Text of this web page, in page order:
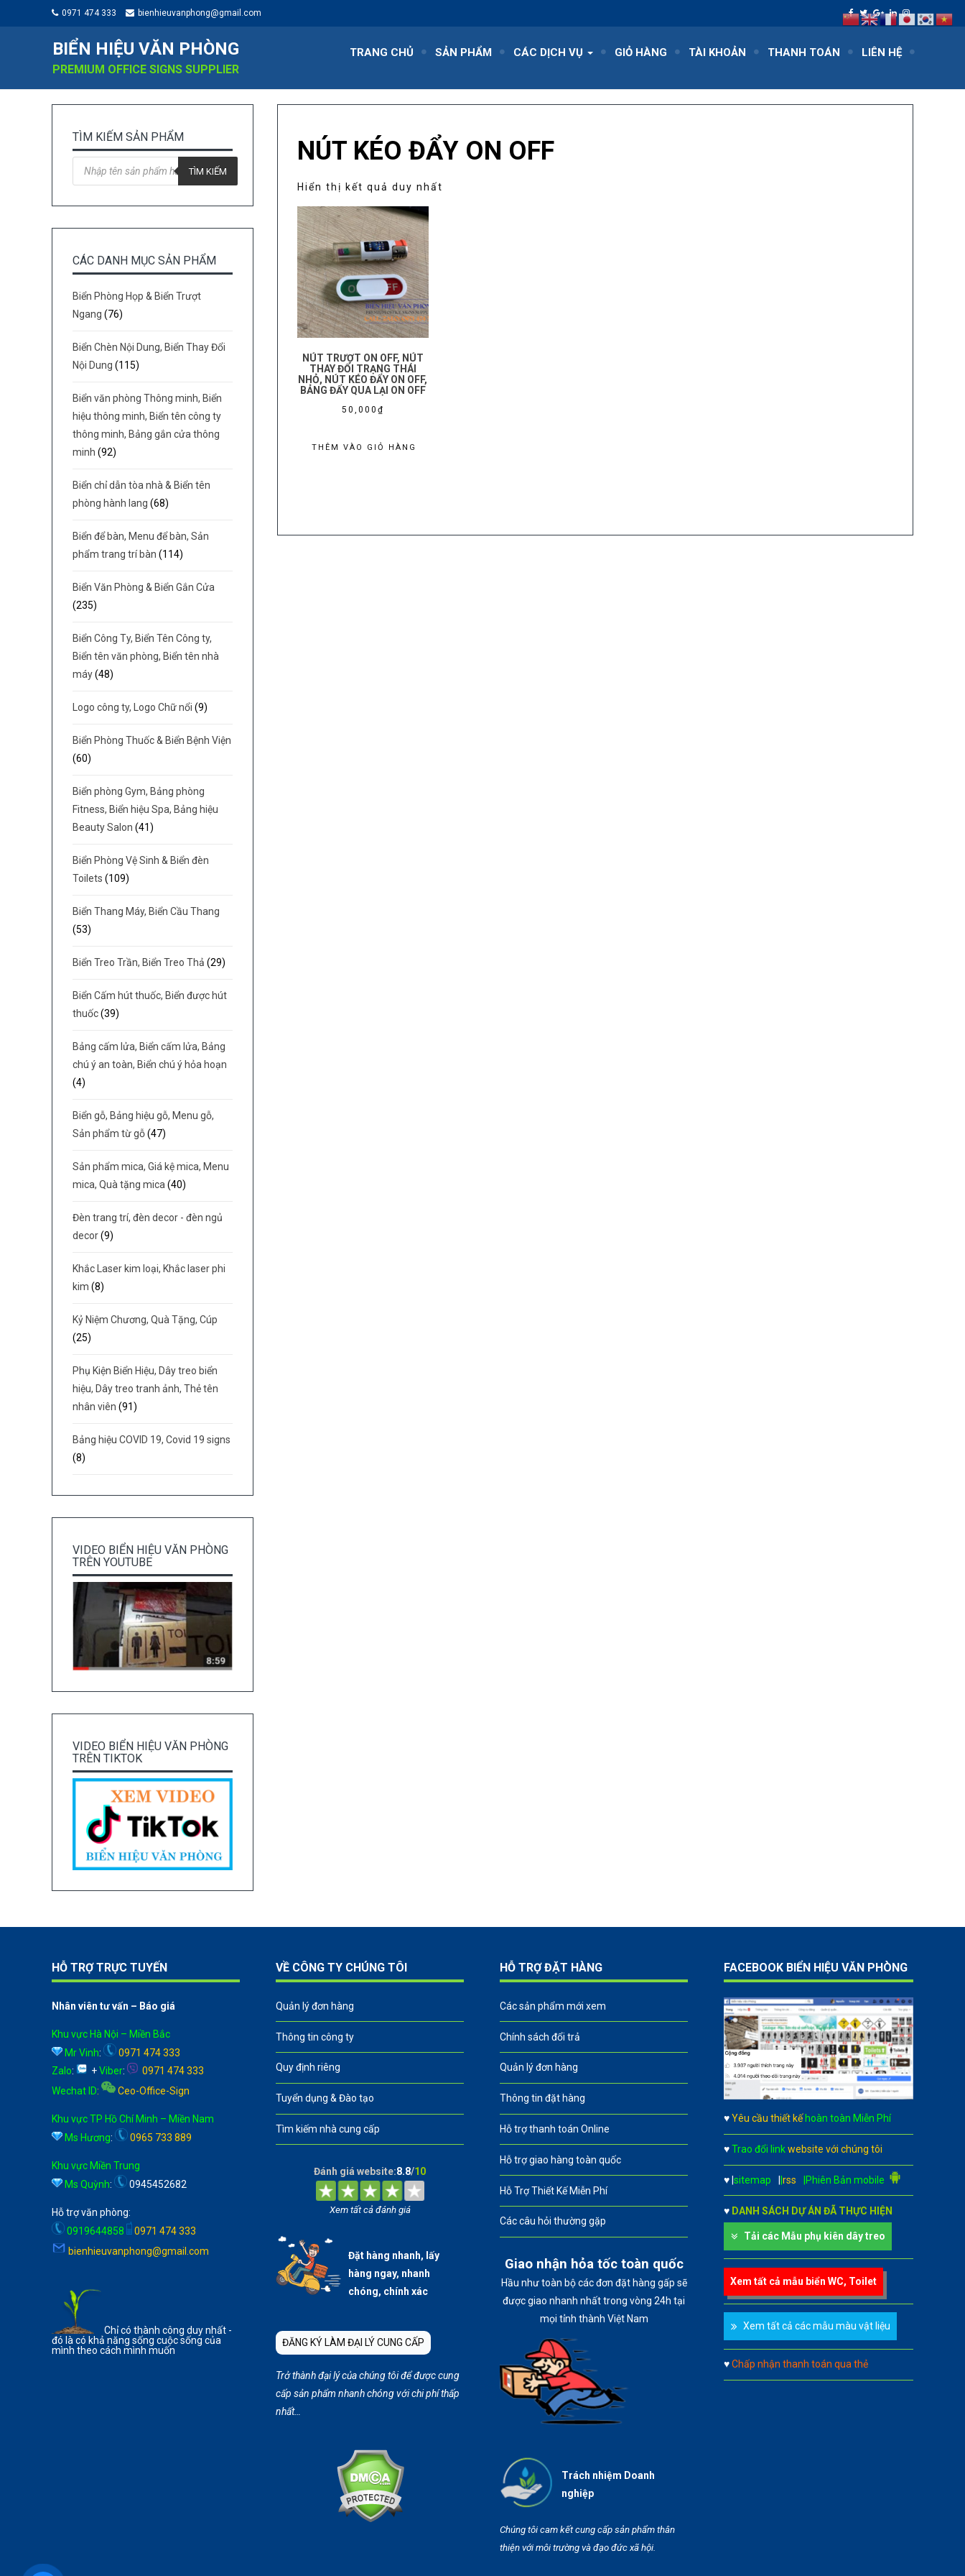
0971 474 333 bienhieuvanphong@gmail.com
BIỂN HIỆU VĂN PHÒNG
PREMIUM OFFICE SIGNS SUPPLIER
TRANG CHỦ SẢN PHẨM CÁC DỊCH VỤ GIỎ HÀNG TÀI KHOẢN THANH TOÁN LIÊN HỆ
NÚT KÉO ĐẨY ON OFF
Hiển thị kết quả duy nhất
NÚT TRƯỢT ON OFF, NÚT
THAY ĐỔI TRẠNG THÁI
NHỎ, NÚT KÉO ĐẨY ON OFF,
BẢNG ĐẨY QUA LẠI ON OFF
50,000 ₫
THÊM VÀO GIỎ HÀNG
TÌM KIẾM SẢN PHẨM
Tìm
kiếm
TÌM KIẾM
CÁC DANH MỤC SẢN PHẨM
Biển Phòng Họp & Biển Trượt
Ngang (76)
Biển Chèn Nội Dung, Biển Thay Đổi
Nội Dung (115)
Biển văn phòng Thông minh, Biển
hiệu thông minh, Biển tên công ty
thông minh, Bảng gắn cửa thông
minh (92)
Biển chỉ dẫn tòa nhà & Biển tên
phòng hành lang (68)
Biển để bàn, Menu để bàn, Sản
phẩm trang trí bàn (114)
Biển Văn Phòng & Biển Gắn Cửa
(235)
Biển Công Ty, Biển Tên Công ty,
Biển tên văn phòng, Biển tên nhà
máy(48)
Logo công ty, Logo Chữ nổi (9)
Biển Phòng Thuốc & Biển Bệnh Viện
(60)
Biển phòng Gym, Bảng phòng
Fitness, Biển hiệu Spa, Bảng hiệu
Beauty Salon (41)
Biển Phòng Vệ Sinh & Biển đèn
Toilets (109)
Biển Thang Máy, Biển Cầu Thang
(53)
Biển Treo Trần, Biển Treo Thả (29)
Biển Cấm hút thuốc, Biển được hút
thuốc(39)
Bảng cấm lửa, Biển cấm lửa, Bảng
chú ý an toàn, Biển chú ý hỏa hoạn
(4)
Biển gỗ, Bảng hiệu gỗ, Menu gỗ,
Sản phẩm từ gỗ(47)
Sản phẩm mica, Giá kệ mica, Menu
mica, Quà tặng mica(40)
Đèn trang trí, đèn decor - đèn ngủ
decor(9)
Khắc Laser kim loại, Khắc laser phi
kim (8)
Kỷ Niệm Chương, Quà Tặng, Cúp
(25)
Phụ Kiện Biển Hiệu, Dây treo biển
hiệu, Dây treo tranh ảnh, Thẻ tên
nhân viên (91)
Bảng hiệu COVID 19, Covid 19 signs
(8)
VIDEO BIỂN HIỆU VĂN PHÒNG
TRÊN YOUTUBE
VIDEO BIỂN HIỆU VĂN PHÒNG
TRÊN TIKTOK
HỖ TRỢ TRỰC TUYẾN
Nhân viên tư vấn – Báo giá
Khu vực Hà Nội – Miền Bắc
Mr Vinh:
0971 474 333
Zalo: +Viber:
0971 474 333
Wechat ID: Ceo-Office-Sign
Khu vực TP Hồ Chí Minh – Miền Nam
Ms Hương: 0965 733 889
Khu vực Miền Trung
Ms Quỳnh: 0945452682
Hỗ trợ văn phòng:
0919644858
0971 474 333
bienhieuvanphong@gmail.com
Chỉ có thành công duy nhất -
đó là có khả năng sống cuộc sống của
mình theo cách mình muốn
VỀ CÔNG TY CHÚNG TÔI
Quản lý đơn hàng
Thông tin công ty
Quy định riêng
Tuyển dụng & Đào tạo
Tìm kiếm nhà cung cấp
Đánh giá website:8.8/10
Xem tất cả đánh giá
Đặt hàng nhanh, lấy
hàng ngay, nhanh
chóng, chính xác
ĐĂNG KÝ LÀM ĐẠI LÝ CUNG CẤP
Trở thành đại lý của chúng tôi để được cung
cấp sản phẩm nhanh chóng với chi phí thấp
nhất…
HỖ TRỢ ĐẶT HÀNG
Các sản phẩm mới xem
Chính sách đổi trả
Quản lý đơn hàng
Thông tin đặt hàng
Hỗ trợ thanh toán Online
Hỗ trợ giao hàng toàn quốc
Hỗ Trợ Thiết Kế Miễn Phí
Các câu hỏi thường gặp
Giao nhận hỏa tốc toàn quốc
Hầu như toàn bộ các đơn đặt hàng gấp sẽ
được giao nhanh nhất trong vòng 24h tại
mọi tỉnh thành Việt Nam
Trách nhiệm Doanh
nghiệp
Chúng tôi cam kết cung cấp sản phẩm thân
thiện với môi trường và đạo đức xã hội.
FACEBOOK BIỂN HIỆU VĂN PHÒNG
♥Yêu cầu thiết kế hoàn toàn Miễn Phí
♥Trao đổi linkwebsite với chúng tôi
♥ sitemap rss |Phiên Bản mobile
♥ DANH SÁCH DỰ ÁN ĐÃ THỰC HIỆN
Tải các Mẫu phụ kiên dây treo
Xem tất cả mẫu biển WC, Toilet
Xem tất cả các mẫu màu vật liệu
♥Chấp nhận thanh toán qua thẻ